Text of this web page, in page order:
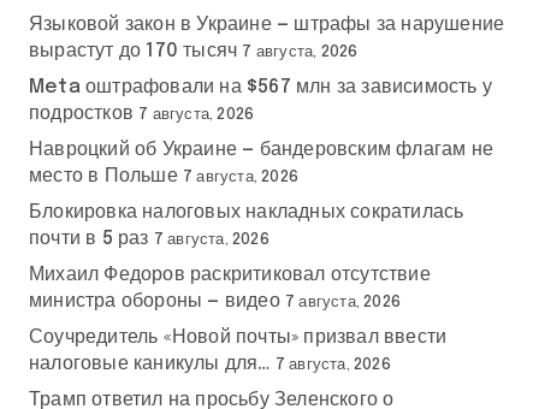
Языковой закон в Украине — штрафы за нарушение
вырастут до 170 тысяч 7 августа, 2026
Meta оштрафовали на $567 млн за зависимость у
подростков 7 августа, 2026
Навроцкий об Украине — бандеровским флагам не
место в Польше 7 августа, 2026
Блокировка налоговых накладных сократилась
почти в 5 раз 7 августа, 2026
Михаил Федоров раскритиковал отсутствие
министра обороны — видео 7 августа, 2026
Соучредитель «Новой почты» призвал ввести
налоговые каникулы для… 7 августа, 2026
Трамп ответил на просьбу Зеленского о